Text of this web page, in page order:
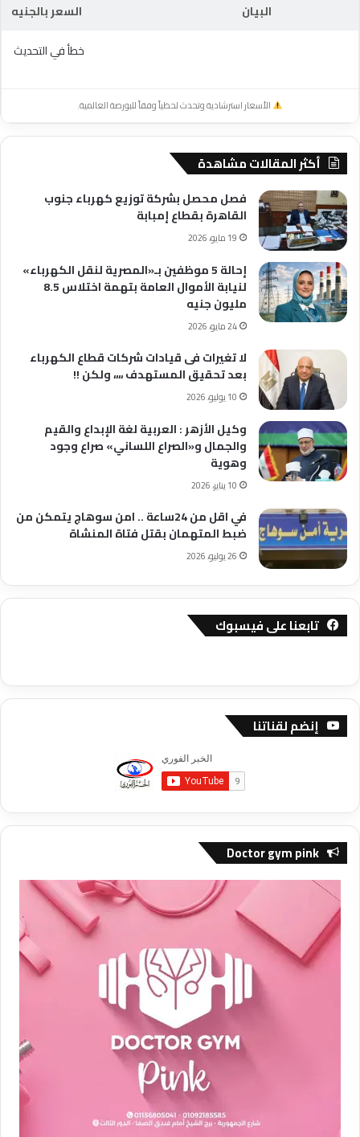
البيان
السعر بالجنيه
خطأ في التحديث
الأسعار استرشادية وتحدث لحظياً وفقاً للبورصة العالمية.
أكثر المقالات مشاهدة
فصل محصل بشركة توزيع كهرباء جنوب
القاهرة بقطاع إمبابة
19 مايو، 2026
إحالة 5 موظفين بـ«المصرية لنقل الكهرباء»
لنيابة الأموال العامة بتهمة اختلاس 8.5
مليون جنيه
24 مايو، 2026
لا تغيرات فى قيادات شركات قطاع الكهرباء
بعد تحقيق المستهدف ،،،، ولكن !!
10 يوليو، 2026
وكيل الأزهر : العربية لغة الإبداع والقيم
والجمال و«الصراع اللساني» صراع وجود
وهوية
10 يناير، 2026
في اقل من 24ساعة .. امن سوهاج يتمكن من
ضبط المتهمان بقتل فتاة المنشاة
26 يوليو، 2026
تابعنا على فيسبوك
إنضم لقناتنا
Doctor gym pink